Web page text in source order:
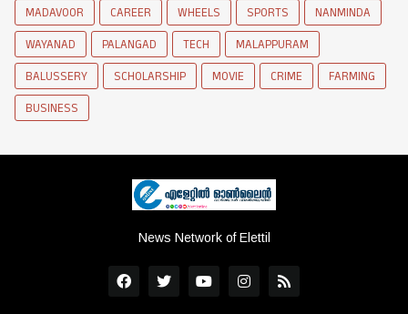
MADAVOOR
CAREER WHEELS SPORTS
NANMINDA
WAYANAD
PALANGAD TECH
MALAPPURAM
BALUSSERY
SCHOLARSHIP MOVIE CRIME
FARMING
BUSINESS
News Network of Elettil